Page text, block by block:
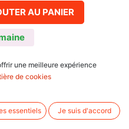
AU PANIER
5150, 5220, 5230, 5240, 5250,
une meilleure expérience
de cookies
essentiels Je suis d'accord